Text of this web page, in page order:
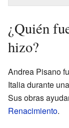
¿Quién
hizo?
Andrea Pisano
Italia durante
Sus obras
Renacimiento.